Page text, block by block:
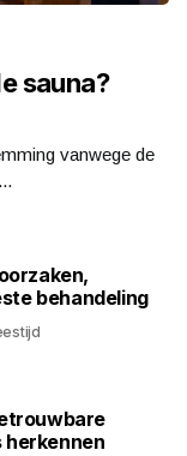
sauna?
vanwege de
behandeling